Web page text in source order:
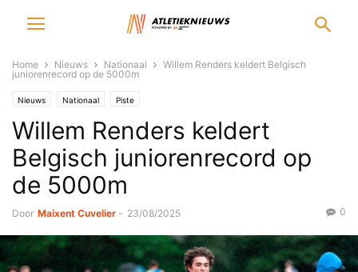
Home Nieuws Nationaal
Willem Renders keldert Belgisch
juniorenrecord op de 5000m
Nieuws Nationaal Piste
Willem Renders keldert
Belgisch juniorenrecord op
de 5000m
Door Maixent Cuvelier - 23/08/2025 0